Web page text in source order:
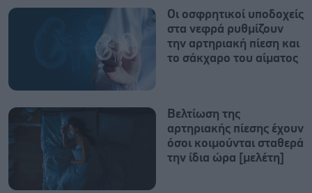
Οι οσφρητικοί υποδοχείς
στα νεφρά ρυθμίζουν
την αρτηριακή πίεση και
το σάκχαρο του αίματος
Βελτίωση της
αρτηριακής πίεσης έχουν
όσοι κοιμούνται σταθερά
την ίδια ώρα [μελέτη]